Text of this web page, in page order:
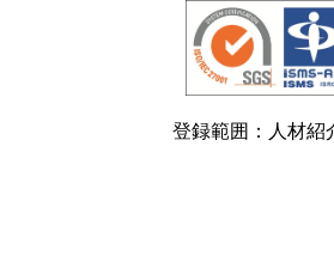
登録範囲：人材紹